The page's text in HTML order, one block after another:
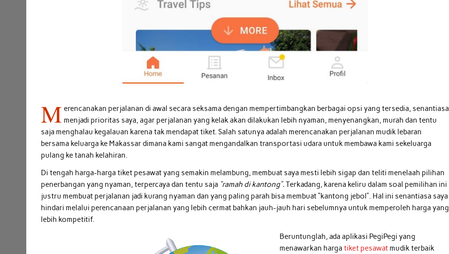
M erencanakan perjalanan di awal secara seksama dengan mempertimbangkan berbagai opsi yang tersedia, senantiasa
menjadi prioritas saya, agar perjalanan yang kelak akan dilakukan lebih nyaman, menyenangkan, murah dan tentu
saja menghalau kegalauan karena tak mendapat tiket. Salah satunya adalah merencanakan perjalanan mudik lebaran
bersama keluarga ke Makassar dimana kami sangat mengandalkan transportasi udara untuk membawa kami sekeluarga
pulang ke tanah kelahiran.
Di tengah harga-harga tiket pesawat yang semakin melambung, membuat saya mesti lebih sigap dan teliti menelaah pilihan
penerbangan yang nyaman, terpercaya dan tentu saja “ramah di kantong”.Terkadang, karena keliru dalam soal pemilihan ini
justru membuat perjalanan jadi kurang nyaman dan yang paling parah bisa membuat “kantong jebol”. Hal ini senantiasa saya
hindari melalui perencanaan perjalanan yang lebih cermat bahkan jauh-jauh hari sebelumnya untuk memperoleh harga yang
lebih kompetitif.
Beruntunglah, ada aplikasi PegiPegi yang
menawarkan harga tiket pesawatmudik terbaik